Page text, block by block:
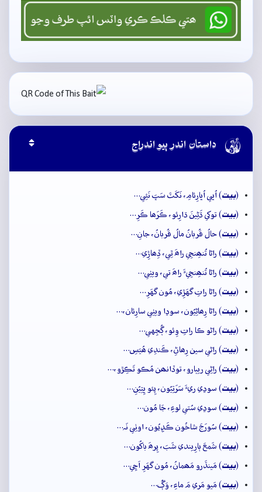
 داستان اندر ٻيو اندراج
(بيت) اُڀي اُڀارِئامِ، نَکَٽَ سَڀَ نَئِي…
(بيت) توکي ڌَڻِينَ ڌارِئو، ڪَرَھا ڪَرِ…
(بيت) حالُ قُربانُ مالُ قُربانُ، جانِ…
(بيت) راڻا تُنھِنجِي راھَ ٿِي، ڏِھاڙِي…
(بيت) راڻا تُنھِنجِيءَ راھَ تي، ويٺِي…
(بيت) راڻا راتِ گهَڙِي، مُون گهَرِ…
(بيت) راڻا رِھاڻِيُون، سوڍا ويٺِي سارِئان،…
(بيت) راڻو ڪا راتِ وِئو، ڳُجِهي…
(بيت) راڻي سين رِھاڻِ، ڪَندِي ھُيَسِ…
(بيت) راڻِي ريٻارو، توڏانھن مُڪو تَڪِڙو،…
(بيت) سوڍي ريءَ سَرَتِيُون، پِئو ڀِتِيُنِ…
(بيت) سوڍي سُتي لوءِ، جَا مُون…
(بيت) سُورَجَ شاخُون ڪَڍِيُون، اوٺِي نَہ…
(بيت) شَمعَ ٻارِيندي شَبَ، پِرھَ باکُون…
(بيت) مَينڌَرو مَھمانُ، مُون گهَرِ اَچِي…
(بيت) مَيو مَري مَ ماءِ، وَڳُ…